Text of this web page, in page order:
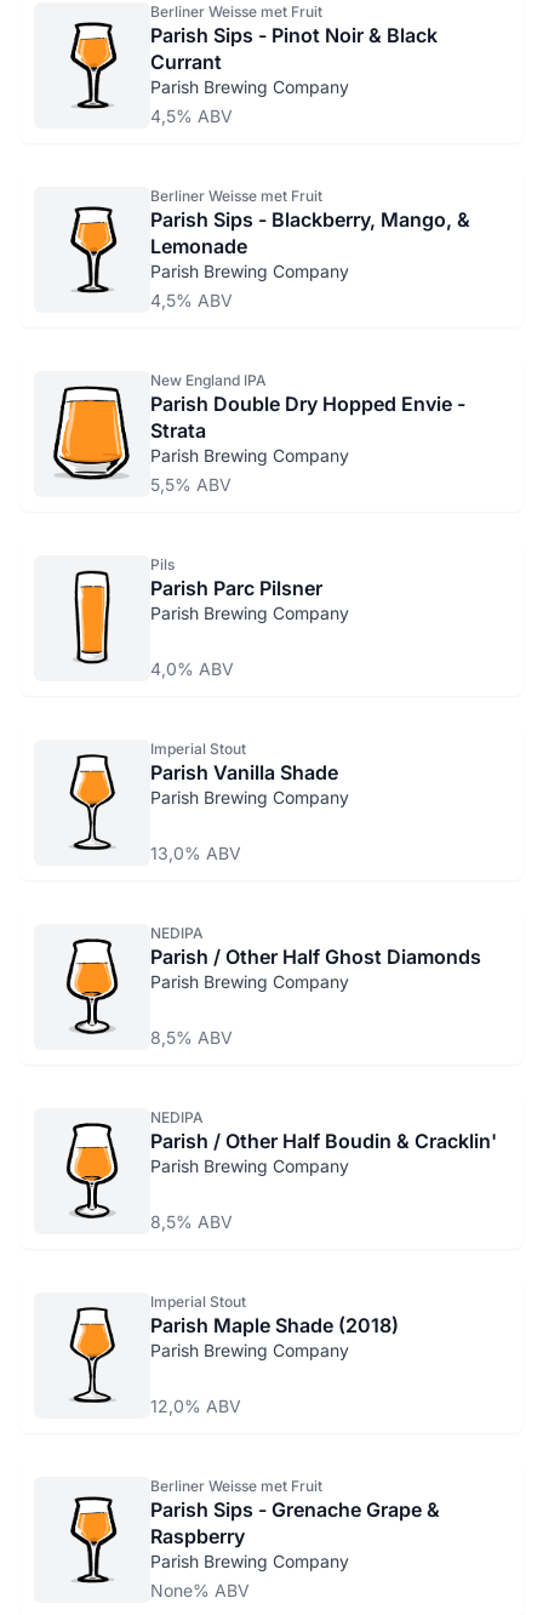
Berliner Weisse met Fruit
Parish Sips - Pinot Noir & Black
Currant
Parish Brewing Company
4,5% ABV
Berliner Weisse met Fruit
Parish Sips - Blackberry, Mango, &
Lemonade
Parish Brewing Company
4,5% ABV
New England IPA
Parish Double Dry Hopped Envie -
Strata
Parish Brewing Company
5,5% ABV
Pils
Parish Parc Pilsner
Parish Brewing Company
4,0% ABV
Imperial Stout
Parish Vanilla Shade
Parish Brewing Company
13,0% ABV
NEDIPA
Parish / Other Half Ghost Diamonds
Parish Brewing Company
8,5% ABV
NEDIPA
Parish / Other Half Boudin & Cracklin'
Parish Brewing Company
8,5% ABV
Imperial Stout
Parish Maple Shade (2018)
Parish Brewing Company
12,0% ABV
Berliner Weisse met Fruit
Parish Sips - Grenache Grape &
Raspberry
Parish Brewing Company
None% ABV